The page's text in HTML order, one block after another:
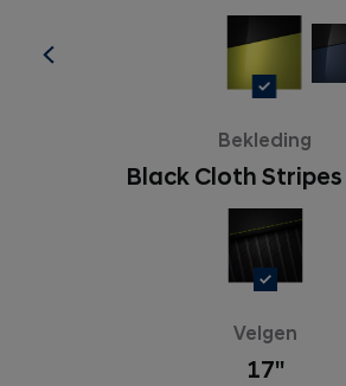
Bekleding
Black Cloth
Velgen
17''